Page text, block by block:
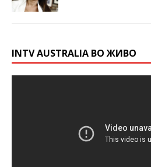
INTV AUSTRALIA ВО ЖИВО